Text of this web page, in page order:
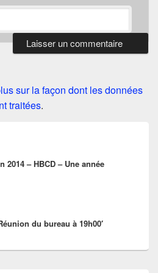
sur la façon dont les données
traitées.
– HBCD – Une année
du bureau à 19h00′